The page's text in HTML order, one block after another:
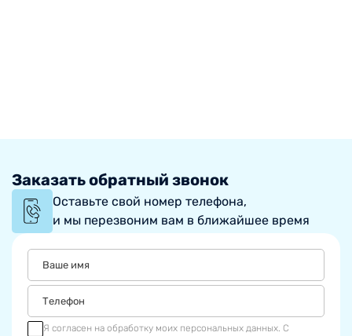
Заказать обратный звонок
Оставьте свой номер телефона,
и мы перезвоним вам в ближайшее время
Я согласен на обработку моих персональных данных. С